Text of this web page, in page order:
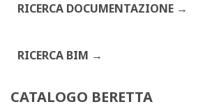
RICERCA DOCUMENTAZIONE
RICERCA BIM
CATALOGO BERETTA